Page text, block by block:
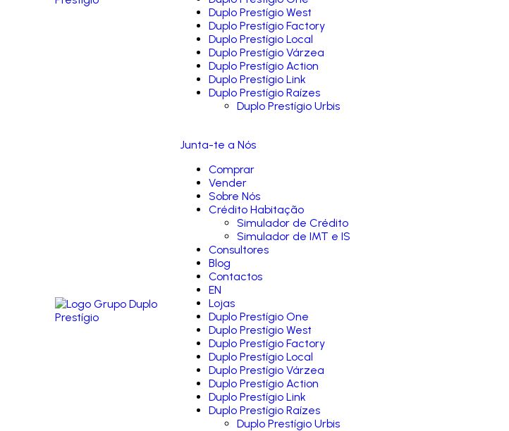
Duplo Prestígio West
Duplo Prestígio Factory
Duplo Prestígio Local
Duplo Prestígio Várzea
Duplo Prestígio Action
Duplo Prestígio Link
Duplo Prestígio Raízes
Duplo Prestígio Urbis
Junta-te a Nós
Comprar
Vender
Sobre Nós
Crédito Habitação
Simulador de Crédito
Simulador de IMT e IS
Consultores
Blog
Contactos
EN
Lojas
Duplo Prestígio One
Duplo Prestígio West
Duplo Prestígio Factory
Duplo Prestígio Local
Duplo Prestígio Várzea
Duplo Prestígio Action
Duplo Prestígio Link
Duplo Prestígio Raízes
Duplo Prestígio Urbis